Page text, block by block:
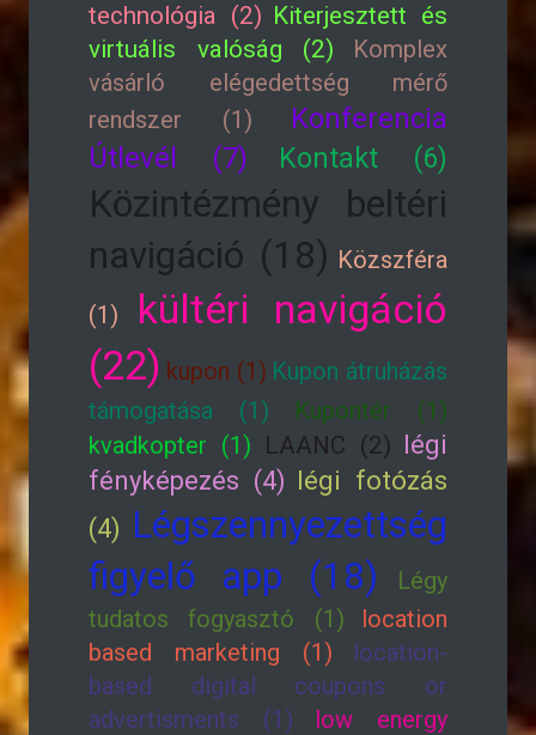
technológia (2) Kiterjesztett és
virtuális valóság (2)
Komplex
vásárló elégedettség mérő
rendszer (1)
Konferencia
Útlevél (7)
Kontakt (6)
Közintézmény beltéri
navigáció (18) Közszféra
(1)
kültéri navigáció
(22) kupon (1) Kupon átruházás
támogatása (1)
Kupontér (1)
kvadkopter (1) LAANC (2) légi
fényképezés (4) légi fotózás
(4) Légszennyezettség
figyelő app (18)
Légy
tudatos fogyasztó (1)
location
based marketing (1)
location-
based digital coupons or
advertisments (1)
low energy